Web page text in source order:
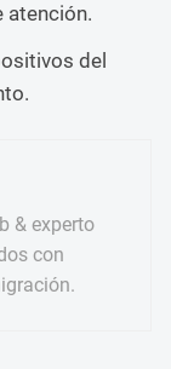
atención.
del
& experto
con